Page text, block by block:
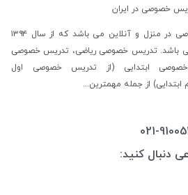
خصوصی در ایران
در منزل و آنلاین
می باشد که از سال ۱۳۹۴
باشد.تدریس خصوصی ریاضی، تدریس خصوصی
ابتدایی (از
تدریس خصوصی اول
) از جمله مهمترین...
021-
دنبال کنید: